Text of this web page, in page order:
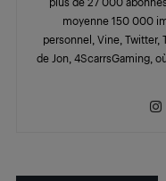
moyenne 150 000
personnel, Vine, Twitter,
de Jon, 4ScarrsGaming,